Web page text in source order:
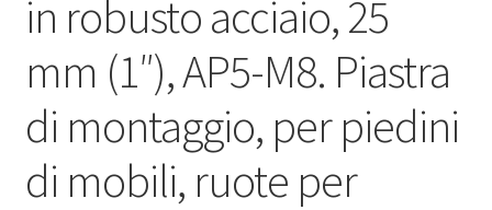
in robusto acciaio, 25
mm (1″), AP5-M8. Piastra
di montaggio, per piedini
di mobili, ruote per